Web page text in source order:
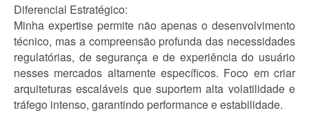
Diferencial Estratégico:
Minha expertise permite não apenas o desenvolvimento
técnico, mas a compreensão profunda das necessidades
regulatórias, de segurança e de experiência do usuário
nesses mercados altamente específicos. Foco em criar
arquiteturas escaláveis que suportem alta volatilidade e
tráfego intenso, garantindo performance e estabilidade.